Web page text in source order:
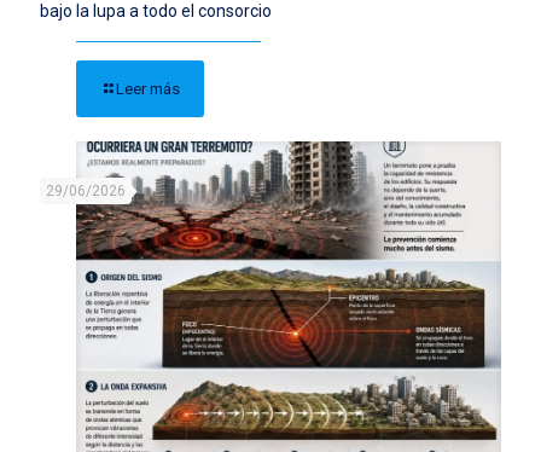
bajo la lupa a todo el consorcio
Leer más
29/06/2026